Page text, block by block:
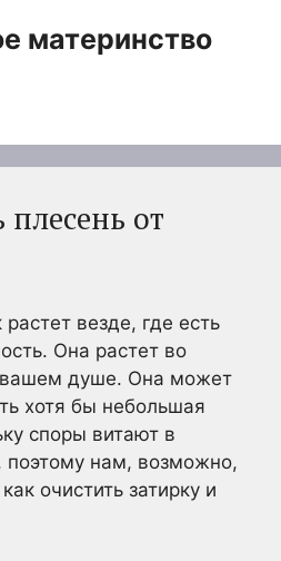
материнство
от
везде, где есть
Она растет во
душе. Она может
хотя бы небольшая
споры витают в
поэтому нам, возможно,
очистить затирку и